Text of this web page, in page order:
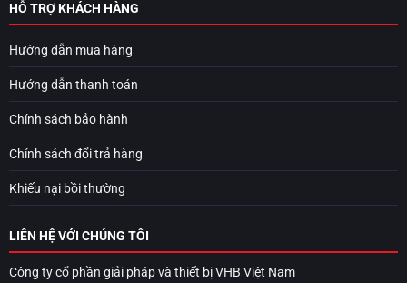
HỖ TRỢ KHÁCH HÀNG
Hướng dẫn mua hàng
Hướng dẫn thanh toán
Chính sách bảo hành
Chính sách đổi trả hàng
Khiếu nại bồi thường
LIÊN HỆ VỚI CHÚNG TÔI
Công ty cổ phần giải pháp và thiết bị VHB Việt Nam